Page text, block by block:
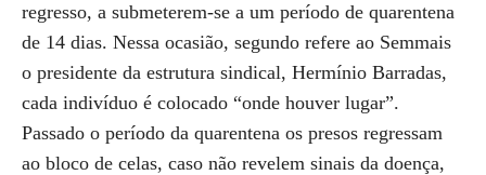
regresso, a submeterem-se a um período de quarentena
de 14 dias. Nessa ocasião, segundo refere ao Semmais
o presidente da estrutura sindical, Hermínio Barradas,
cada indivíduo é colocado “onde houver lugar”.
Passado o período da quarentena os presos regressam
ao bloco de celas, caso não revelem sinais da doença,